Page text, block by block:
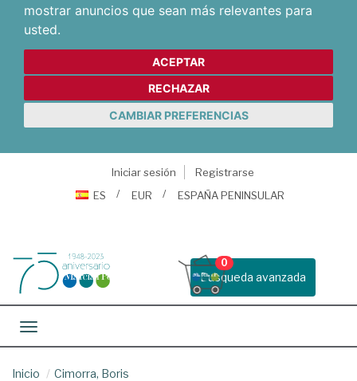
mostrar anuncios que sean más relevantes para
usted.
ACEPTAR
RECHAZAR
CAMBIAR PREFERENCIAS
Iniciar sesión
Registrarse
ES
EUR ESPAÑA PENINSULAR
Busqueda avanzada
0
Toggle navigation
Inicio Cimorra, Boris